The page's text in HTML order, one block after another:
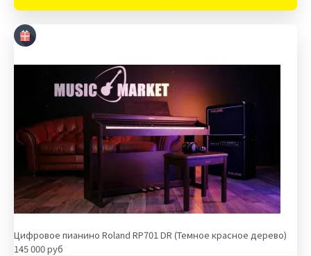
Цифровое пианино Roland RP701 DR (Темное красное дерево)
145 000 руб